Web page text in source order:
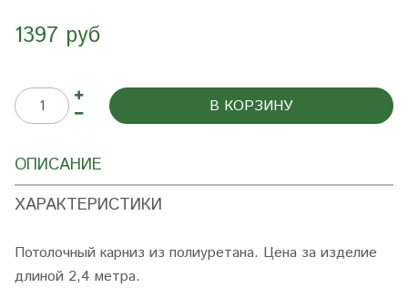
1397 руб
В КОРЗИНУ
ОПИСАНИЕ
ХАРАКТЕРИСТИКИ
Потолочный карниз из полиуретана. Цена за изделие
длиной 2,4 метра.